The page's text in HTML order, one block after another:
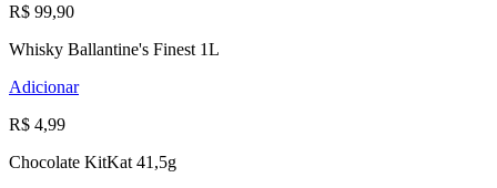
R$ 99,90
Whisky Ballantine's Finest 1L
Adicionar
R$ 4,99
Chocolate KitKat 41,5g